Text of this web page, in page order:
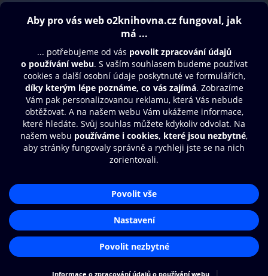
Obsah ke stažení
Moje O2 Knihovna
Další zábava
© O2 Czech Republic a.s.
Přístupnost
Zásady zpracování osobních údajů
Nastavení cookies
Aplikace O2 Knihovna
Čti a poslouchej své e-knihy a
audioknihy rychleji a pohodlněji.